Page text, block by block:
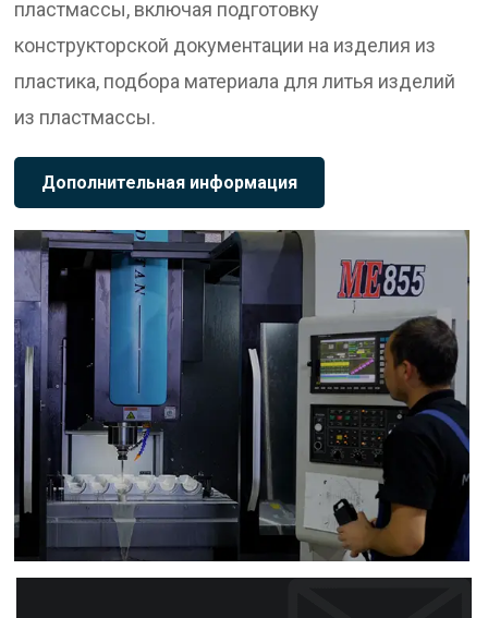
пластмассы, включая подготовку
конструкторской документации на изделия из
пластика, подбора материала для литья изделий
из пластмассы.
Дополнительная информация